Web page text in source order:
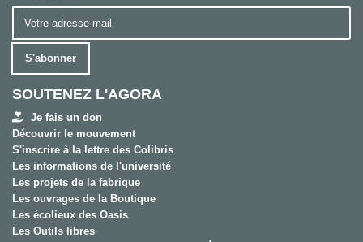
S'abonner
SOUTENEZ L'AGORA
Je fais un don
Découvrir le mouvement
S'inscrire à la lettre des Colibris
Les informations de l'université
Les projets de la fabrique
Les ouvrages de la Boutique
Les écolieux des Oasis
Les Outils libres